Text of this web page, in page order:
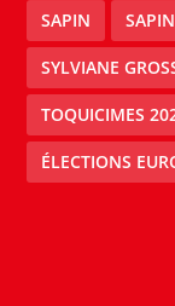
SAPIN
SYLVIANE
TOQUICIMES
ÉLECTIONS